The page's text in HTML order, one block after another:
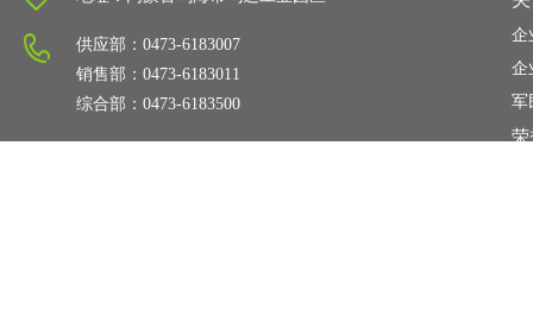
供应部：0473-6183007
销售部：0473-6183011
综合部：0473-6183500
企
企
军
荣